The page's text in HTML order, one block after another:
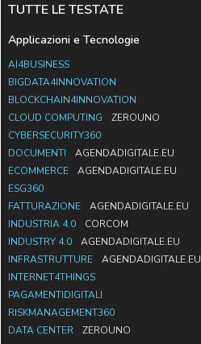
TUTTE LE TESTATE
Applicazioni e Tecnologie
AI4BUSINESS
BIGDATA4INNOVATION
BLOCKCHAIN4INNOVATION
CLOUD COMPUTING
ZEROUNO
CYBERSECURITY360
DOCUMENTI
AGENDADIGITALE.EU
ECOMMERCE
AGENDADIGITALE.EU
ESG360
FATTURAZIONE
AGENDADIGITALE.EU
INDUSTRIA 4.0
CORCOM
INDUSTRY 4.0
AGENDADIGITALE.EU
INFRASTRUTTURE
AGENDADIGITALE.EU
INTERNET4THINGS
PAGAMENTIDIGITALI
RISKMANAGEMENT360
DATA CENTER
ZEROUNO